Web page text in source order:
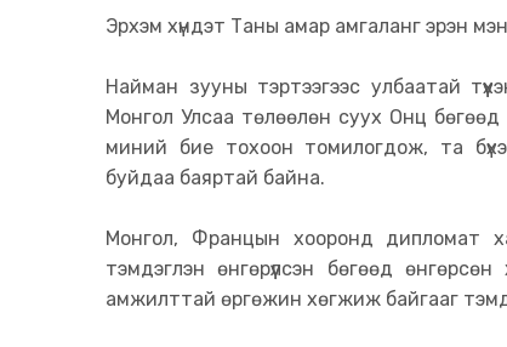
Эрхэм хүндэт Таны амар амгаланг эрэн
Найман зууны тэртээгээс улбаатай
Монгол Улсаа төлөөлөн суух Онц
миний бие тохоон томилогдож, та
буйдаа баяртай байна.
Монгол, Францын хооронд
тэмдэглэн өнгөрүүлсэн бөгөөд
амжилттай өргөжин хөгжиж байгааг